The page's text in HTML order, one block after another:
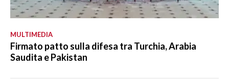
MULTIMEDIA
Firmato patto sulla difesa tra Turchia, Arabia
Saudita e Pakistan